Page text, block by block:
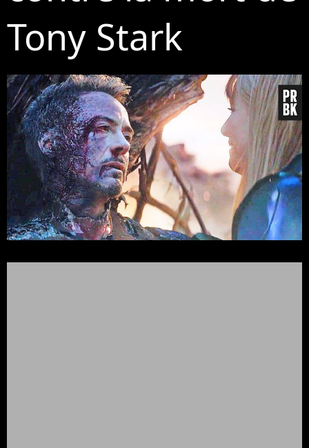
Tony Stark